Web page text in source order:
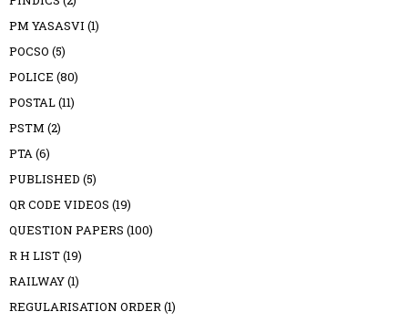
PM YASASVI (1)
POCSO (5)
POLICE (80)
POSTAL(11)
PSTM (2)
PTA(6)
PUBLISHED (5)
QR CODE VIDEOS (19)
QUESTION PAPERS (100)
R H LIST(19)
RAILWAY(1)
REGULARISATION ORDER(1)